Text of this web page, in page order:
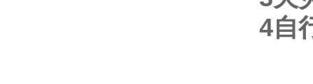
4自